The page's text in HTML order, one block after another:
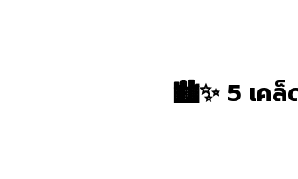
🏙️✨ 5 เคล็